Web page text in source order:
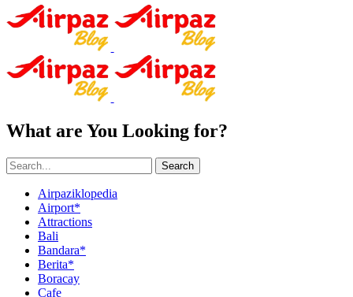
What are You Looking for?
Search
Airpaziklopedia
Airport*
Attractions
Bali
Bandara*
Berita*
Boracay
Cafe